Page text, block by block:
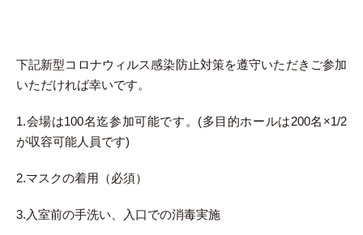
下記新型コロナウィルス感染防止対策を遵守いただきご参加
いただければ幸いです。
1.会場は100名迄参加可能です。(多目的ホールは200名×1/2
が収容可能人員です)
2.マスクの着用（必須）
3.入室前の手洗い、入口での消毒実施